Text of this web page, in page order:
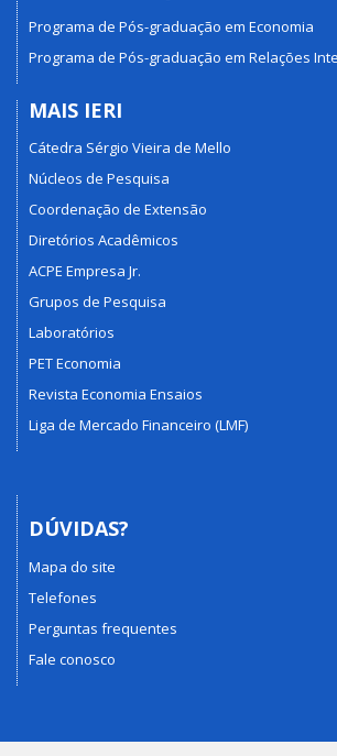
Programa de Pós-graduação em Economia
Programa de Pós-graduação em Relações
MAIS IERI
Cátedra Sérgio Vieira de Mello
Núcleos de Pesquisa
Coordenação de Extensão
Diretórios Acadêmicos
ACPE Empresa Jr.
Grupos de Pesquisa
Laboratórios
PET Economia
Revista Economia Ensaios
Liga de Mercado Financeiro (LMF)
DÚVIDAS?
Mapa do site
Telefones
Perguntas frequentes
Fale conosco